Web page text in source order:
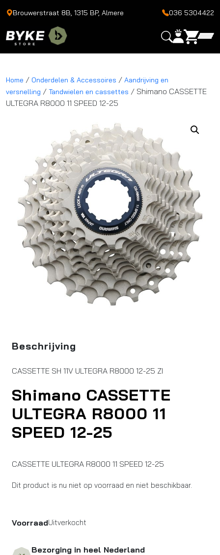
Brouwerstraat 8B, 1315 BP, Almere 036 5304422
Home / Onderdelen & Accessoires / Aandrijving en
versnelling / Tandwielen en cassettes / Shimano CASSETTE
ULTEGRA R8000 11 SPEED 12-25
Beschrijving
CASSETTE SH 11V ULTEGRA R8000 12-25 ZI
Shimano CASSETTE
ULTEGRA R8000 11
SPEED 12-25
CASSETTE ULTEGRA R8000 11 SPEED 12-25
Dit product is nu niet op voorraad en niet beschikbaar.
VoorraadUitverkocht
Bezorging in heel Nederland